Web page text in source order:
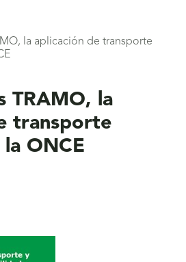
la aplicación de transporte
TRAMO, la
transporte
ONCE